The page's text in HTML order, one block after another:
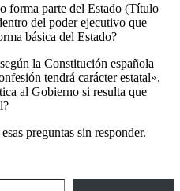
forma parte del Estado (Título
del poder ejecutivo que
básica del Estado?
la Constitución española
tendrá carácter estatal».
al Gobierno si resulta que
preguntas sin responder.